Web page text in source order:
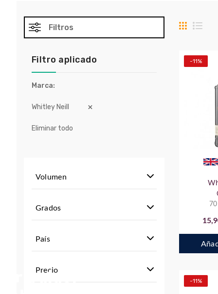
Parrilla
-11%
-11%
Filtros
Filtro aplicado
Marca
Whitley Neill
Eliminar todo
Volumen
Grados
País
Precio